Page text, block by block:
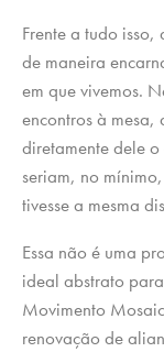
Frente a tudo
de maneira
em que vivemos.
encontros à
diretamente dele
seriam, no
tivesse a mesma
Essa não é uma
ideal abstrato
Movimento
renovação de